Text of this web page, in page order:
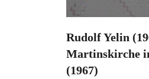
Rudolf Yelin
Martinskirche
(1967)